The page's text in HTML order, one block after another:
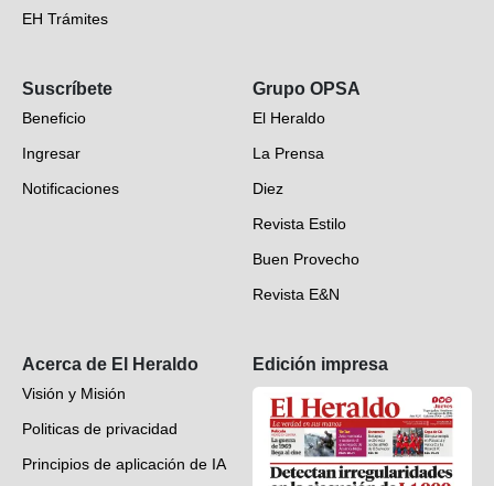
EH Trámites
EH Verifica
Fotogalerías
Deportes
Videos
Suscríbete
Beneficio
Ingresar
Notificaciones
Grupo OPSA
El Heraldo
La Prensa
Diez
Revista Estilo
Buen Provecho
Revista E&N
Acerca de El Heraldo
Visión y Misión
Politicas de privacidad
Principios de aplicación de IA
Edición impresa